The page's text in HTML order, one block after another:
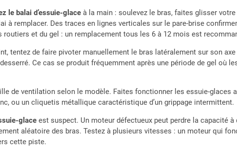
le balai d’essuie-glace à la main : soulevez le bras, faites glisser
à remplacer. Des traces en lignes verticales sur le pare-brise
et du gel : un remplacement tous les 6 à 12 mois est
tentez de faire pivoter manuellement le bras latéralement sur son
Ce cas se produit fréquemment après une période de gel où
de ventilation selon le modèle. Faites fonctionner les essuie-glaces
ou un cliquetis métallique caractéristique d’un grippage intermittent.
glace est suspect. Un moteur défectueux peut perdre la capacité
aléatoire des bras. Testez à plusieurs vitesses : un moteur qui
cette piste.